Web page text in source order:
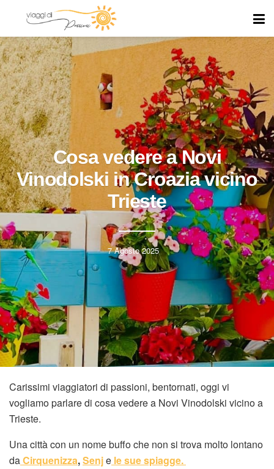
Cosa vedere a Novi
Vinodolski in Croazia vicino
Trieste
7 Agosto 2025
Carissimi viaggiatori di passioni, bentornati, oggi vi
vogliamo parlare di cosa vedere a Novi Vinodolski vicino a
Trieste.
Una città con un nome buffo che non si trova molto lontano
daCirquenizza,Senje le sue spiagge.